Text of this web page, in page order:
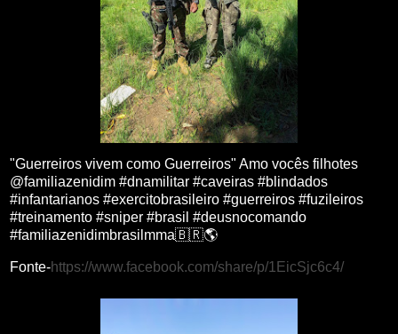
"Guerreiros vivem como Guerreiros" Amo vocês filhotes
@familiazenidim #dnamilitar #caveiras #blindados
#infantarianos #exercitobrasileiro #guerreiros #fuzileiros
#treinamento #sniper #brasil #deusnocomando
#familiazenidimbrasilmma🇧🇷🌎
Fonte-https://www.facebook.com/share/p/1EicSjc6c4/